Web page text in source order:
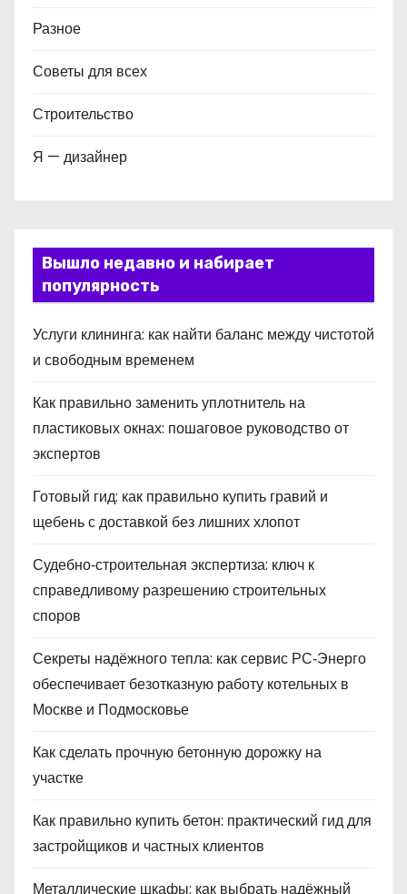
Разное
Советы для всех
Строительство
Я — дизайнер
Вышло недавно и набирает
популярность
Услуги клининга: как найти баланс между чистотой
и свободным временем
Как правильно заменить уплотнитель на
пластиковых окнах: пошаговое руководство от
экспертов
Готовый гид: как правильно купить гравий и
щебень с доставкой без лишних хлопот
Судебно‑строительная экспертиза: ключ к
справедливому разрешению строительных
споров
Секреты надёжного тепла: как сервис РС‑Энерго
обеспечивает безотказную работу котельных в
Москве и Подмосковье
Как сделать прочную бетонную дорожку на
участке
Как правильно купить бетон: практический гид для
застройщиков и частных клиентов
Металлические шкафы: как выбрать надёжный